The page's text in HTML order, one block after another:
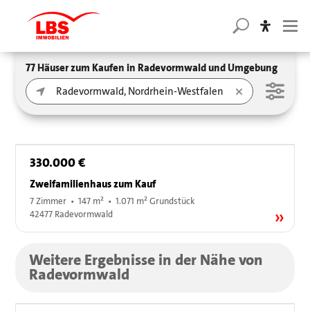
77 Häuser zum Kaufen in Radevormwald und Umgebung
330.000 €
Zweifamilienhaus zum Kauf
7 Zimmer • 147 m² • 1.071 m² Grundstück
42477 Radevormwald
Weitere Ergebnisse in der Nähe von
Radevormwald